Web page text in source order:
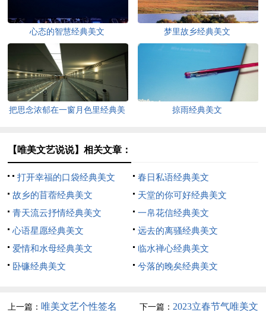
心态的智慧经典美文 梦里故乡经典美文
把思念浓郁在一窗月色里经典美
掠雨经典美文
【唯美文艺说说】相关文章：
打开幸福的口袋经典美文
春日私语经典美文
故乡的苜蓿经典美文
天堂的你可好经典美文
青天流云抒情经典美文
一帛花信经典美文
心语星愿经典美文
远去的离骚经典美文
爱情和水母经典美文
临水禅心经典美文
卧镰经典美文
兮落的晚矣经典美文
上一篇：唯美文艺个性签名 下一篇： 2023立春节气唯美文